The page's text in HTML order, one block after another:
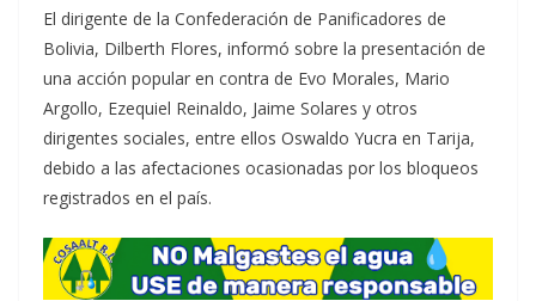
El dirigente de la Confederación de Panificadores de
Bolivia, Dilberth Flores, informó sobre la presentación de
una acción popular en contra de Evo Morales, Mario
Argollo, Ezequiel Reinaldo, Jaime Solares y otros
dirigentes sociales, entre ellos Oswaldo Yucra en Tarija,
debido a las afectaciones ocasionadas por los bloqueos
registrados en el país.